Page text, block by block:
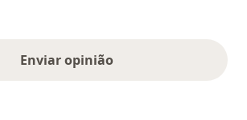
Enviar opinião